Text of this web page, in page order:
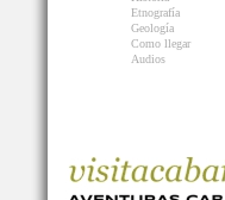
Etnografía
Geología
Como llegar
Audios